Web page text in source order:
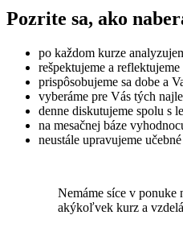
Pozrite sa, ako
po každom kurze
rešpektujeme a
prispôsobujeme sa dobe a
vyberáme pre Vás tých
denne diskutujeme spolu s
na mesačnej báze
neustále upravujeme
Nemáme síce v
akýkoľvek kurz a